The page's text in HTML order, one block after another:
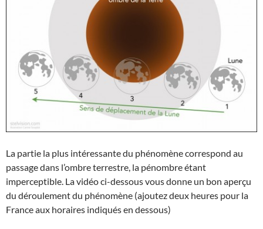
La partie la plus intéressante du phénomène correspond au
passage dans l’ombre terrestre, la pénombre étant
imperceptible. La vidéo ci-dessous vous donne un bon aperçu
du déroulement du phénomène (ajoutez deux heures pour la
France aux horaires indiqués en dessous)